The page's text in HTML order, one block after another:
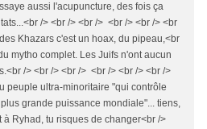
aussi l'acupuncture, des fois ça
/> <br /> <br /> <br /> <br /> <br
Khazars c'est un hoax, du pipeau,<br
mytho complet. Les Juifs n'ont aucun
/> <br /> <br /> <br /> <br /> <br />
peuple ultra-minoritaire "qui contrôle
grande puissance mondiale"... tiens,
à Ryhad, tu risques de changer<br />